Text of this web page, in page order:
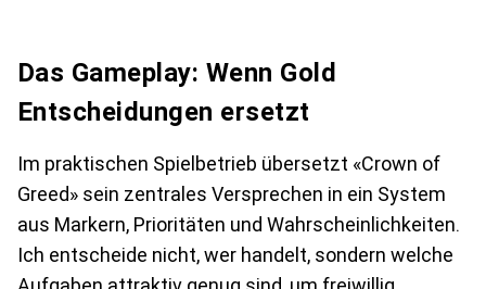
Das Gameplay: Wenn Gold
Entscheidungen ersetzt
Im praktischen Spielbetrieb übersetzt «Crown of
Greed» sein zentrales Versprechen in ein System
aus Markern, Prioritäten und Wahrscheinlichkeiten.
Ich entscheide nicht, wer handelt, sondern welche